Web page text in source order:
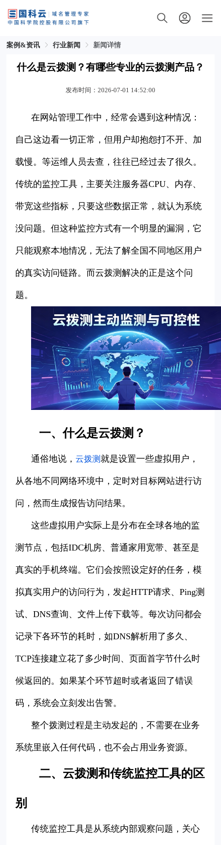
案例&资讯 行业新闻 新闻详情
什么是云拨测？有哪些专业的云拨测产品？
发布时间：2026-07-01 14:52:00
在网站管理工作中，经常会遇到这种情况：
自己这边看一切正常，但用户却抱怨打不开、加
载慢。等运维人员去查，往往已经过去了很久。
传统的监控工具，主要关注服务器CPU、内存、
带宽这些指标，只要这些数据正常，就认为系统
没问题。但这种监控方式有一个明显的漏洞，它
只能观察本地情况，无法了解全国不同地区用户
的真实访问链路。而云拨测解决的正是这个问
题。
一、什么是云拨测？
通俗地说， 云拨测就是设置一些虚拟用户，
从各地不同网络环境中，定时对目标网站进行访
问，然而生成报告访问结果。
这些虚拟用户实际上是分布在全球各地的监
测节点，包括IDC机房、普通家用宽带、甚至是
真实的手机终端。它们会按照设定好的任务，模
拟真实用户的访问行为，发起HTTP请求、Ping测
试、DNS查询、文件上传下载等。每次访问都会
记录下各环节的耗时，如DNS解析用了多久、
TCP连接建立花了多少时间、页面首字节什么时
候返回的。如果某个环节超时或者返回了错误
码，系统会立刻发出告警。
整个拨测过程是主动发起的，不需要在业务
系统里嵌入任何代码，也不会占用业务资源。
二、云拨测和传统监控工具的区
别
传统监控工具是从系统内部观察问题，关心